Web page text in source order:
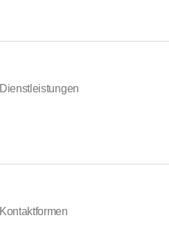
Dienstleistungen
Kontaktformen